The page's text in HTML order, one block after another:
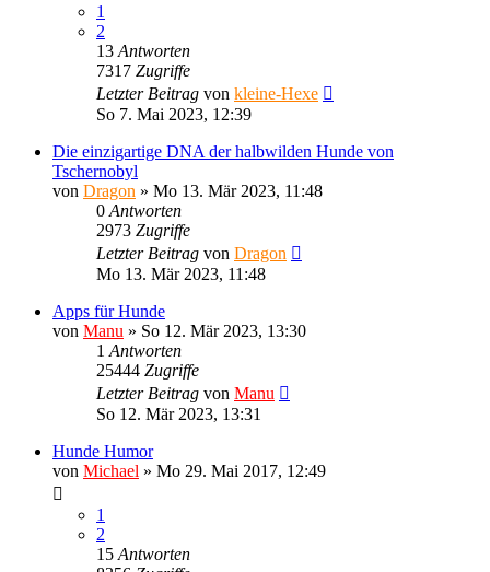
1
2
13 Antworten
7317 Zugriffe
Letzter Beitrag von kleine-Hexe
So 7. Mai 2023, 12:39
Die einzigartige DNA der halbwilden Hunde von
Tschernobyl
von Dragon » Mo 13. Mär 2023, 11:48
0 Antworten
2973 Zugriffe
Letzter Beitrag von Dragon
Mo 13. Mär 2023, 11:48
Apps für Hunde
von Manu » So 12. Mär 2023, 13:30
1 Antworten
25444 Zugriffe
Letzter Beitrag von Manu
So 12. Mär 2023, 13:31
Hunde Humor
von Michael » Mo 29. Mai 2017, 12:49
1
2
15 Antworten